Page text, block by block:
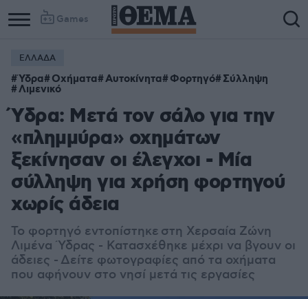
Games
ΕΛΛΑΔΑ
Ύδρα Οχήματα Αυτοκίνητα Φορτηγό Σύλληψη
Λιμενικό
Ύδρα: Μετά τον σάλο για την
«πλημμύρα» οχημάτων
ξεκίνησαν οι έλεγχοι - Μία
σύλληψη για χρήση φορτηγού
χωρίς άδεια
Το φορτηγό εντοπίστηκε στη Χερσαία Ζώνη
Λιμένα Ύδρας - Κατασχέθηκε μέχρι να βγουν οι
άδειες - Δείτε φωτογραφίες από τα οχήματα
που αφήνουν στο νησί μετά τις εργασίες